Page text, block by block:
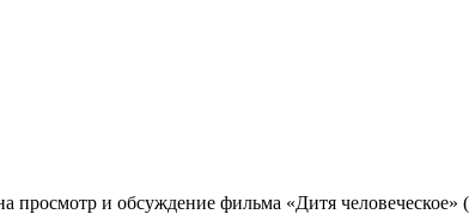
и обсуждение фильма «Дитя